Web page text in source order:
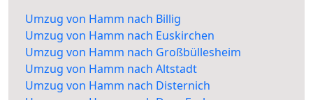
Umzug von Hamm nach Billig
Umzug von Hamm nach Euskirchen
Umzug von Hamm nach Großbüllesheim
Umzug von Hamm nach Altstadt
Umzug von Hamm nach Disternich